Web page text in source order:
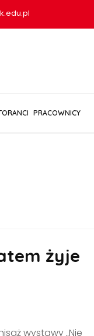
PRACOWNICY
żyje
wystawy „Nie